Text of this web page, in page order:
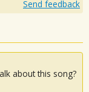
Send feedback
about this song?